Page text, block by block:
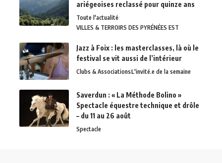
ariégeoises reclassé pour quinze ans
Toute l'actualité
VILLES & TERROIRS DES PYRÉNÉES EST
Jazz à Foix : les masterclasses, là où le
festival se vit aussi de l’intérieur
Clubs & AssociationsL'invité.e de la semaine
Saverdun : « La Méthode Bolino »
Spectacle équestre technique et drôle
– du 11 au 26 août
Spectacle